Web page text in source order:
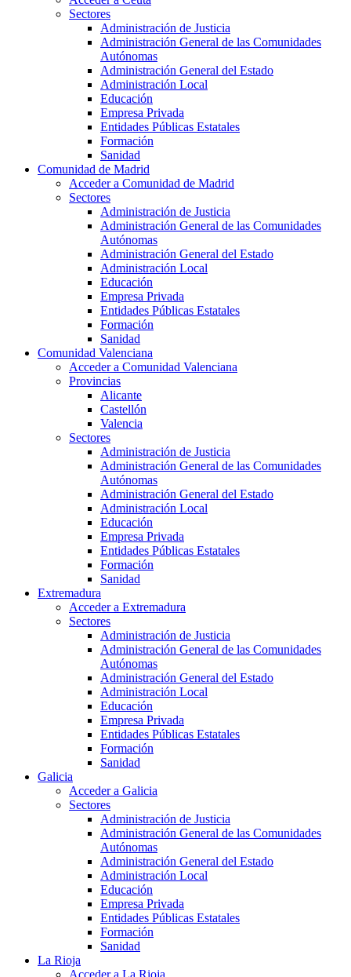
Sectores
Administración de Justicia
Administración General de las Comunidades
Autónomas
Administración General del Estado
Administración Local
Educación
Empresa Privada
Entidades Públicas Estatales
Formación
Sanidad
Comunidad de Madrid
Acceder a Comunidad de Madrid
Sectores
Administración de Justicia
Administración General de las Comunidades
Autónomas
Administración General del Estado
Administración Local
Educación
Empresa Privada
Entidades Públicas Estatales
Formación
Sanidad
Comunidad Valenciana
Acceder a Comunidad Valenciana
Provincias
Alicante
Castellón
Valencia
Sectores
Administración de Justicia
Administración General de las Comunidades
Autónomas
Administración General del Estado
Administración Local
Educación
Empresa Privada
Entidades Públicas Estatales
Formación
Sanidad
Extremadura
Acceder a Extremadura
Sectores
Administración de Justicia
Administración General de las Comunidades
Autónomas
Administración General del Estado
Administración Local
Educación
Empresa Privada
Entidades Públicas Estatales
Formación
Sanidad
Galicia
Acceder a Galicia
Sectores
Administración de Justicia
Administración General de las Comunidades
Autónomas
Administración General del Estado
Administración Local
Educación
Empresa Privada
Entidades Públicas Estatales
Formación
Sanidad
La Rioja